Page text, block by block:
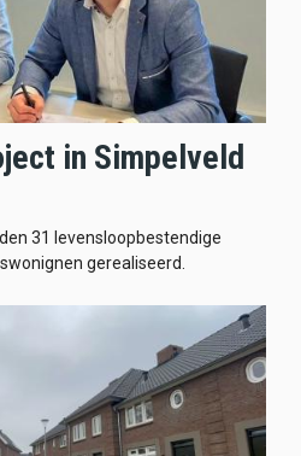
in Simpelveld
31 levensloopbestendige
gerealiseerd.